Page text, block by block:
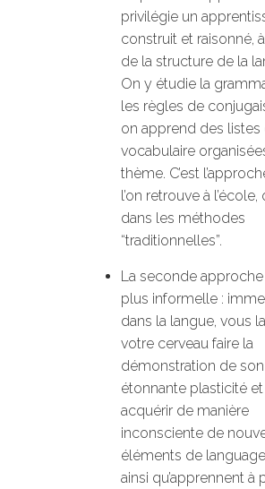
privilégie un
construit et raisonné,
de la structure de la
On y étudie la
les règles de
on apprend des listes
vocabulaire
thème. C’est
l’on retrouve à l’école,
dans les méthodes
“traditionnelles”.
La seconde
plus informelle :
dans la langue, vous
votre cerveau faire la
démonstration de son
étonnante plasticité et
acquérir de manière
inconsciente de
éléments de
ainsi qu’apprennent à